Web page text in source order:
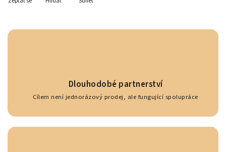
Dlouhodobé partnerství
Cílem není jednorázový prodej, ale fungující spolupráce